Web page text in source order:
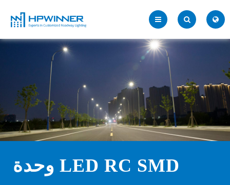
وحدة LED RC SMD